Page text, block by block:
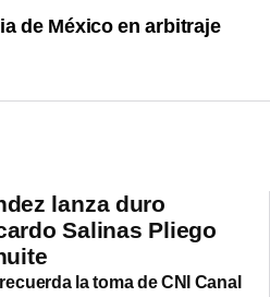
de México en arbitraje
lanza duro
Salinas Pliego
la toma de CNI Canal